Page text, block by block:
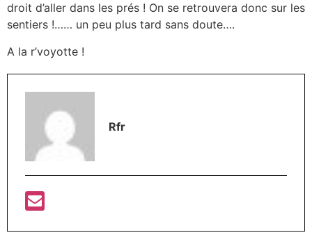
droit d’aller dans les prés ! On se retrouvera donc sur les
sentiers !…… un peu plus tard sans doute….
A la r’voyotte !
Rfr